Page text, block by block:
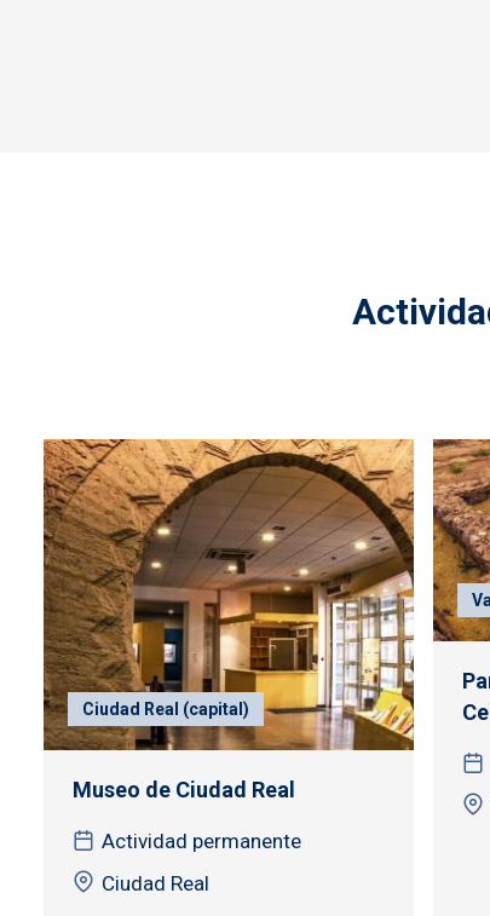
Ciudad Real (capital)
Museo de Ciudad Real
Actividad permanente
Ciudad Real